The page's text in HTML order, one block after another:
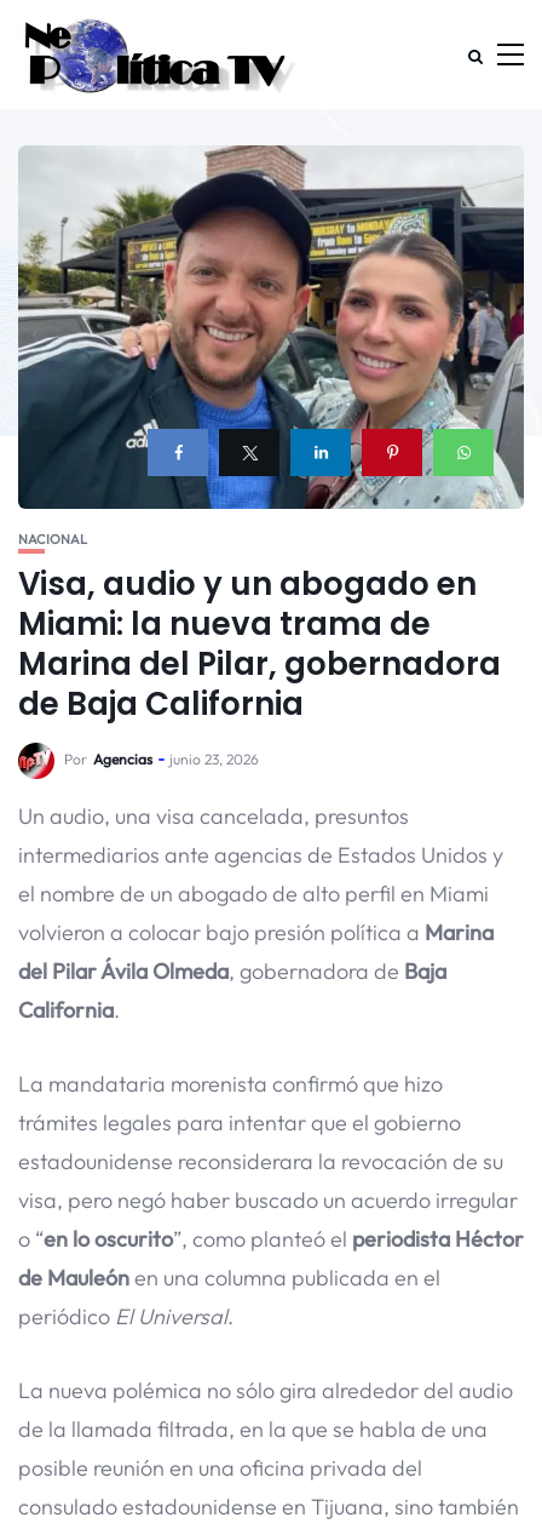
NACIONAL
Visa, audio y un abogado en
Miami: la nueva trama de
Marina del Pilar, gobernadora
de Baja California
Por Agencias junio 23, 2026
Un audio, una visa cancelada, presuntos
intermediarios ante agencias de Estados Unidos y
el nombre de un abogado de alto perfil en Miami
volvieron a colocar bajo presión política a Marina
del Pilar Ávila Olmeda, gobernadora de Baja
California.
La mandataria morenista confirmó que hizo
trámites legales para intentar que el gobierno
estadounidense reconsiderara la revocación de su
visa, pero negó haber buscado un acuerdo irregular
o “en lo oscurito”, como planteó el periodista Héctor
de Mauleónen una columna publicada en el
periódico El Universal.
La nueva polémica no sólo gira alrededor del audio
de la llamada filtrada, en la que se habla de una
posible reunión en una oficina privada del
consulado estadounidense en Tijuana, sino también